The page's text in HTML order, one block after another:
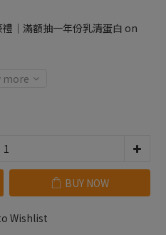
｜滿額抽一年份乳清蛋白 on
more
BUY NOW
Wishlist